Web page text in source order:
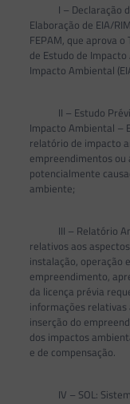
I – Declaração de
Elaboração de EIA/
FEPAM, que aprova
de Estudo de
Impacto Ambiental
II – Estudo Prévio
Impacto Ambiental –
relatório de impacto
empreendimentos
potencialmente
ambiente;
III – Relatório
relativos aos
instalação, operação
empreendimento,
da licença prévia
informações
inserção do
dos impactos
e de compensação.
IV – SOL: